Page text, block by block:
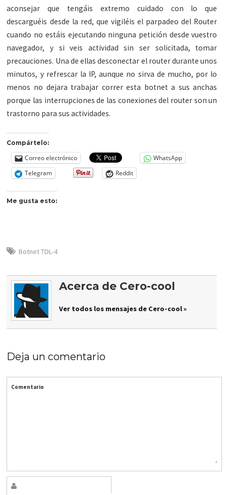
aconsejar que tengáis extremo cuidado con lo que
descarguéis desde la red, que vigiléis el parpadeo del Router
cuando no estáis ejecutando ninguna petición desde vuestro
navegador, y si veis actividad sin ser solicitada, tomar
precauciones. Una de ellas desconectar el router durante unos
minutos, y refrescar la IP, aunque no sirva de mucho, por lo
menos no dejara trabajar correr esta botnet a sus anchas
porque las interrupciones de las conexiones del router son un
trastorno para sus actividades.
Compártelo:
Correo electrónico
WhatsApp
Telegram
Reddit
Me gusta esto:
Botnet TDL-4
Acerca de Cero-cool
Ver todos los mensajes de Cero-cool »
Deja un comentario
Comentario